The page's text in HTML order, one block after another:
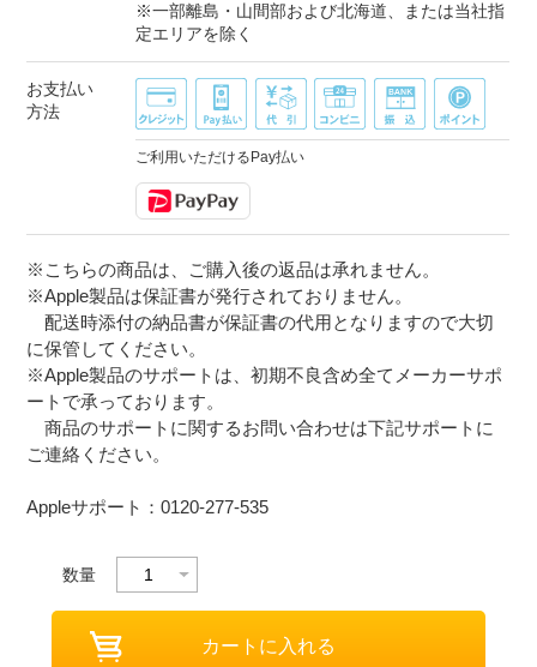
※一部離島・山間部および北海道、または当社指
定エリアを除く
お支払い
方法
ご利用いただけるPay払い
※こちらの商品は、ご購入後の返品は承れません。
※Apple製品は保証書が発行されておりません。
配送時添付の納品書が保証書の代用となりますので大切
に保管してください。
※Apple製品のサポートは、初期不良含め全てメーカーサポ
ートで承っております。
商品のサポートに関するお問い合わせは下記サポートに
ご連絡ください。
Appleサポート：0120-277-535
数量